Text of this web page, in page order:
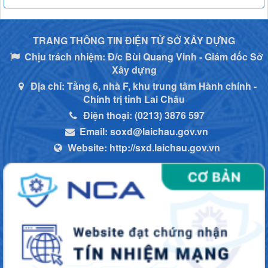
TRANG THÔNG TIN ĐIỆN TỬ SỞ XÂY DỰNG
Chịu trách nhiệm: Đ/c Bùi Quang Vinh - Giám đốc Sở
Xây dựng
Địa chỉ: Tầng 6, nhà F, khu trung tâm Hành chính -
Chính trị tỉnh Lai Châu
Điện thoại: (0213) 3876 597
Email: soxd@laichau.gov.vn
Website: http://sxd.laichau.gov.vn